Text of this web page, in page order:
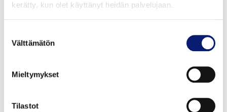
kerätty, kun olet käyttänyt heidän palvelujaan.
valinta
Välttämätön
Mieltymykset
Tilastot
UUSI AJAMATON
57 490 € alk. 640 €/kk